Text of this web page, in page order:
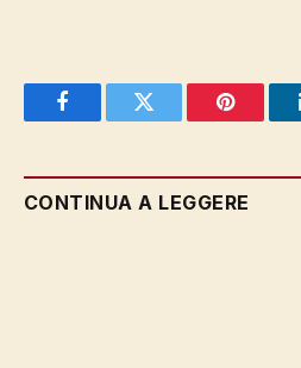
FacebookTwitter Pinterest
CONTINUA A LEGGERE